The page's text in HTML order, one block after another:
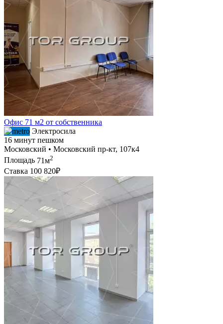
Офис 71 м2 от собственника
Электросила
16 минут пешком
Московский • Московский пр-кт, 107к4
Площадь 71м2
Ставка 100 820₽